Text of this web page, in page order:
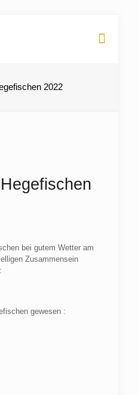
2022
bei gutem Wetter am
Zusammensein
gewesen :